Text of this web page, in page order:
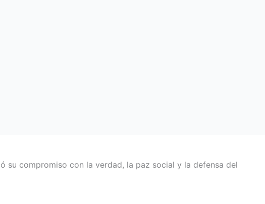
su compromiso con la verdad, la paz social y la defensa del